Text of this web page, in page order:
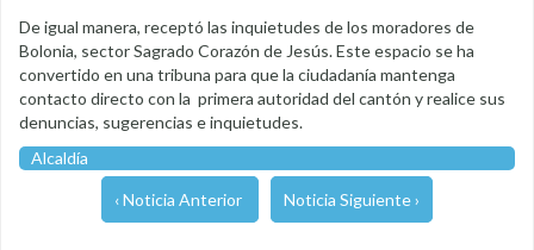
De igual manera, receptó las inquietudes de los moradores de
Bolonia, sector Sagrado Corazón de Jesús. Este espacio se ha
convertido en una tribuna para que la ciudadanía mantenga
contacto directo con la primera autoridad del cantón y realice sus
denuncias, sugerencias e inquietudes.
Alcaldía
‹ Noticia Anterior Noticia Siguiente ›